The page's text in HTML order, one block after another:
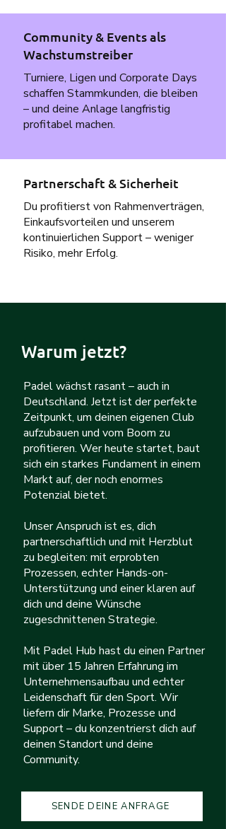
Community & Events als
Wachstumstreiber
Turniere, Ligen und Corporate Days
schaffen Stammkunden, die bleiben
– und deine Anlage langfristig
profitabel machen.
Partnerschaft & Sicherheit
Du profitierst von Rahmenverträgen,
Einkaufsvorteilen und unserem
kontinuierlichen Support – weniger
Risiko, mehr Erfolg.
Warum jetzt?
Padel wächst rasant – auch in
Deutschland. Jetzt ist der perfekte
Zeitpunkt, um deinen eigenen Club
aufzubauen und vom Boom zu
profitieren. Wer heute startet, baut
sich ein starkes Fundament in einem
Markt auf, der noch enormes
Potenzial bietet.​
Unser Anspruch ist es, dich
partnerschaftlich und mit Herzblut
zu begleiten: mit erprobten
Prozessen, echter Hands-on-
Unterstützung und einer klaren auf
dich und deine Wünsche
zugeschnittenen Strategie.
Mit Padel Hub hast du einen Partner
mit über 15 Jahren Erfahrung im
Unternehmensaufbau und echter
Leidenschaft für den Sport. Wir
liefern dir Marke, Prozesse und
Support – du konzentrierst dich auf
deinen Standort und deine
Community.
SENDE DEINE ANFRAGE